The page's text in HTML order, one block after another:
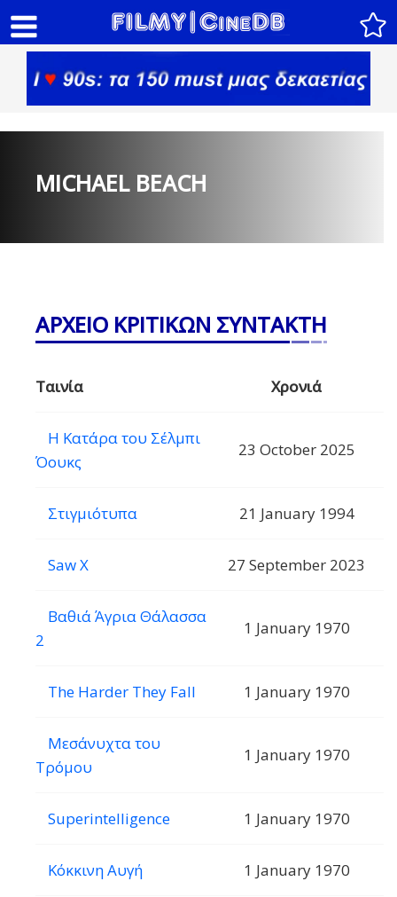
MICHAEL BEACH
ΑΡΧΕΙΟ ΚΡΙΤΙΚΩΝ ΣΥΝΤΑΚΤΗ
Ταινία Χρονιά
Η Κατάρα του Σέλμπι
Όουκς
23 October 2025
Στιγμιότυπα 21 January 1994
Saw X 27 September 2023
Βαθιά Άγρια Θάλασσα
2
1 January 1970
The Harder They Fall 1 January 1970
Μεσάνυχτα του
Τρόμου
1 January 1970
Superintelligence 1 January 1970
Κόκκινη Αυγή 1 January 1970